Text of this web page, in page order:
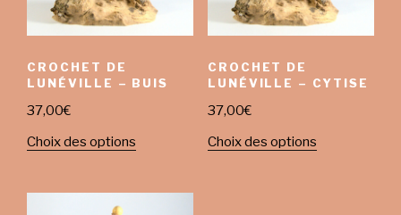
CROCHET DE
LUNÉVILLE – BUIS
37,00€
Choix des options
CROCHET DE
LUNÉVILLE – CYTISE
37,00€
Choix des options